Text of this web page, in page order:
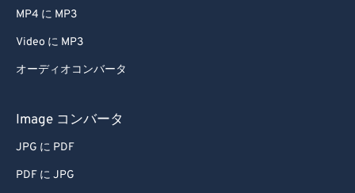
MP4 に MP3
Video に MP3
オーディオコンバータ
Image コンバータ
JPG に PDF
PDF に JPG